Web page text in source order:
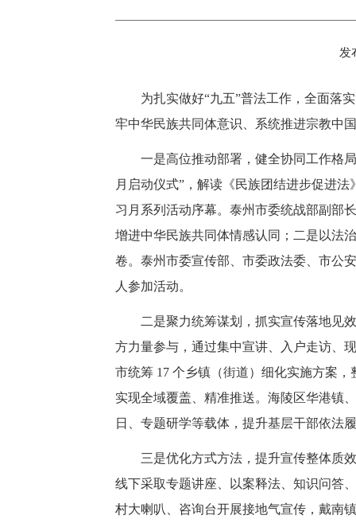
发
为扎实做好“九五”普法工作，全面落
牢中华民族共同体意识、系统推进宗教中
一是高位推动部署，健全协同工作格
月启动仪式”，解读《民族团结进步促进
习月系列活动序幕。泰州市委统战部副部
增进中华民族共同体情感认同；二是以法
卷。泰州市委宣传部、市委政法委、市公
人参加活动。
二是聚力统筹谋划，抓实宣传落地见
方力量参与，通过集中宣讲、入户走访、
市统筹 17 个乡镇（街道）细化实施方案
实现全域覆盖、精准推送。海陵区华港镇
日、专题研学等载体，提升基层干部依法
三是优化方式方法，提升宣传整体质
线下采取专题讲座、以案释法、知识问答
村大喇叭、咨询台开展接地气宣传，戴南